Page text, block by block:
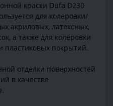
краски Dufa D230
для колеровки/
акриловых, латексных,
а также для колеровки
пластиковых покрытий.
отделки поверхностей
в качестве